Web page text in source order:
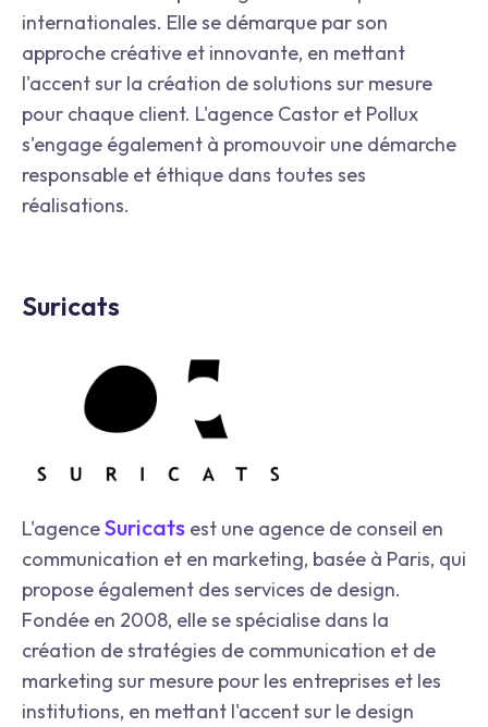
internationales. Elle se démarque par son
approche créative et innovante, en mettant
l'accent sur la création de solutions sur mesure
pour chaque client. L'agence Castor et Pollux
s'engage également à promouvoir une démarche
responsable et éthique dans toutes ses
réalisations.
Suricats
L'agenceSuricats est une agence de conseil en
communication et en marketing, basée à Paris, qui
propose également des services de design.
Fondée en 2008, elle se spécialise dans la
création de stratégies de communication et de
marketing sur mesure pour les entreprises et les
institutions, en mettant l'accent sur le design